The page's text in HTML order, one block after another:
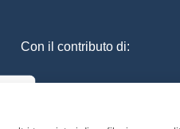
Con il contributo di: